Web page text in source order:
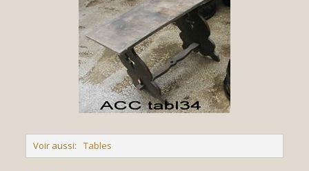
Voir aussi: Tables